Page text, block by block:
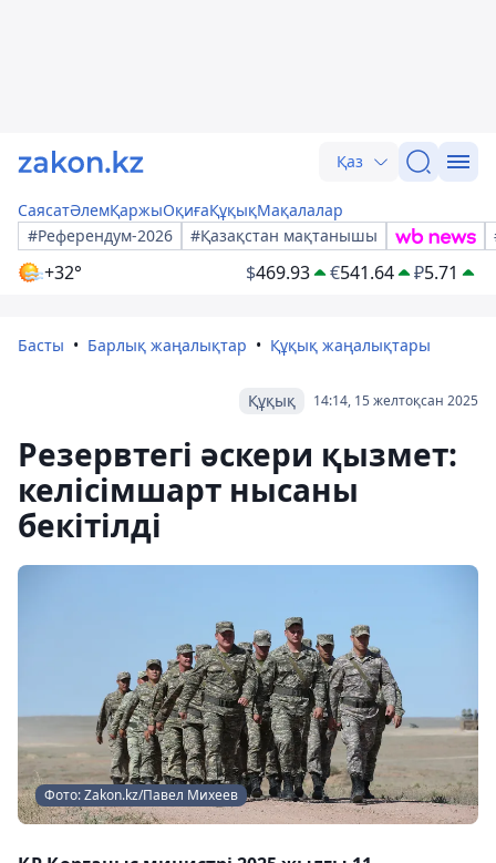
Қаз
СаясатӘлемҚаржыОқиғаҚұқықМақалалар
#Референдум-2026
#Қазақстан мақтанышы
+32° $469.93 €541.64 ₽5.71
Басты Барлық жаңалықтар Құқық жаңалықтары
14:14, 15 желтоқсан 2025
Құқық
Резервтегі әскери қызмет:
келісімшарт нысаны
бекітілді
Фото: Zakon.kz/Павел Михеев